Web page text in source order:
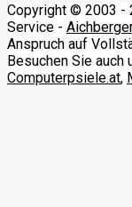
Copyright © 2003 -
Service -
Anspruch auf
Besuchen Sie auch
Computerpsiele.at,